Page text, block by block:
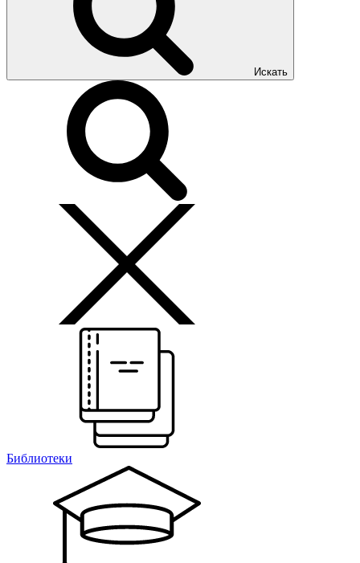
Искать
Библиотеки